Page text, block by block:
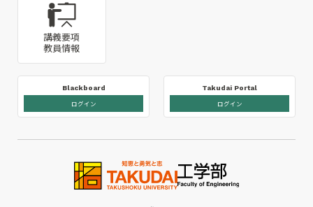
講義要項
教員情報
Blackboard
ログイン
Takudai Portal
ログイン